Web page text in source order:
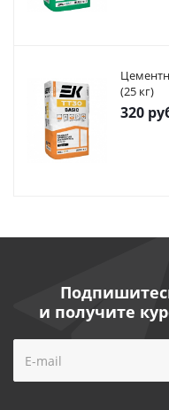
(25 кг)
320
и получите